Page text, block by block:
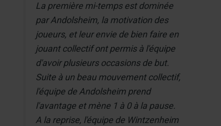
La première mi-temps est dominée
par Andolsheim, la motivation des
joueurs, et leur envie de bien faire en
jouant collectif ont permis à l'équipe
d'avoir plusieurs occasions de but.
Suite à un beau mouvement collectif,
l'équipe de Andolsheim prend
l'avantage et mène 1 à 0 à la pause.
A la reprise, l'équipe de Wintzenheim